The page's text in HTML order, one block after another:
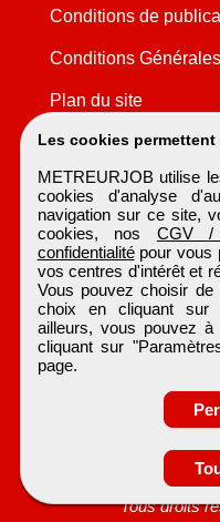
Les cookies
METREURJOB utilise
cookies d'analyse
navigation sur ce site,
cookies, nos CGV /
confidentialitépour vous
vos centres d'intérêt et
Vous pouvez choisir
choix en cliquant sur
ailleurs, vous pouvez
cliquant sur
page.
Conditions de
Conditions
Plan du site
Tous droits